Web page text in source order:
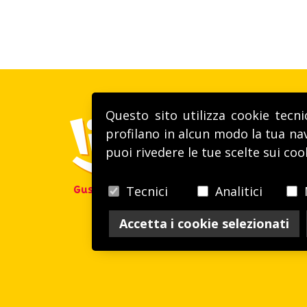
Gusto alla VITA
P.Iva /
Questo sito utilizza cookie
profilano in alcun modo la tua
puoi rivedere le tue scelte sui
Tecnici Analitici
Accetta i cookie selezionati